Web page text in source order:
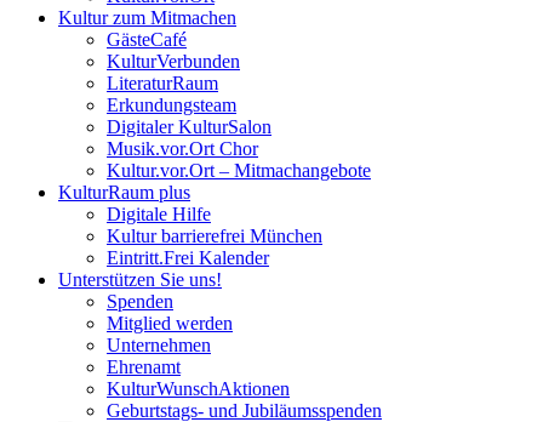
Kultur zum Mitmachen
GästeCafé
KulturVerbunden
LiteraturRaum
Erkundungsteam
Digitaler KulturSalon
Musik.vor.Ort Chor
Kultur.vor.Ort – Mitmachangebote
KulturRaum plus
Digitale Hilfe
Kultur barrierefrei München
Eintritt.Frei Kalender
Unterstützen Sie uns!
Spenden
Mitglied werden
Unternehmen
Ehrenamt
KulturWunschAktionen
Geburtstags- und Jubiläumsspenden